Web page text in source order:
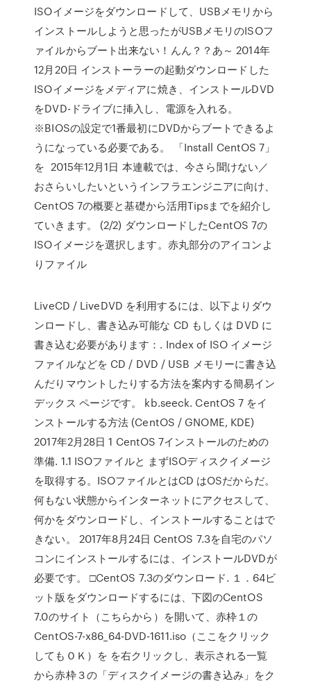
ISOイメージをダウンロードして、USBメモリから
インストールしようと思ったがUSBメモリのISOフ
ァイルからブート出来ない！んん？？あ～ 2014年
12月20日 インストーラーの起動ダウンロードした
ISOイメージをメディアに焼き、インストールDVD
をDVD-ドライブに挿入し、電源を入れる。
※BIOSの設定で1番最初にDVDからブートできるよ
うになっている必要である。 「Install CentOS 7」
を 2015年12月1日 本連載では、今さら聞けない／
おさらいしたいというインフラエンジニアに向け、
CentOS 7の概要と基礎から活用Tipsまでを紹介し
ていきます。 (2/2) ダウンロードしたCentOS 7の
ISOイメージを選択します。赤丸部分のアイコンよ
りファイル
LiveCD / LiveDVD を利用するには、以下よりダウ
ンロードし、書き込み可能な CD もしくは DVD に
書き込む必要があります：. Index of ISO イメージ
ファイルなどを CD / DVD / USB メモリーに書き込
んだりマウントしたりする方法を案内する簡易イン
デックス ページです。 kb.seeck. CentOS 7 をイ
ンストールする方法 (CentOS / GNOME, KDE)
2017年2月28日 1 CentOS 7インストールのための
準備. 1.1 ISOファイルと まずISOディスクイメージ
を取得する。ISOファイルとはCD はOSだからだ。
何もない状態からインターネットにアクセスして、
何かをダウンロードし、インストールすることはで
きない。 2017年8月24日 CentOS 7.3を自宅のパソ
コンにインストールするには、インストールDVDが
必要です。 □CentOS 7.3のダウンロード. １．64ビ
ット版をダウンロードするには、下図のCentOS
7.0のサイト（こちらから）を開いて、赤枠１の
CentOS-7-x86_64-DVD-1611.iso（ここをクリック
してもＯＫ）を を右クリックし、表示される一覧
から赤枠３の「ディスクイメージの書き込み」をク